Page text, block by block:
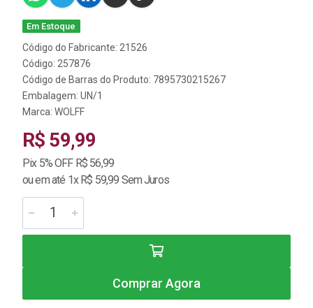
Em Estoque
Código do Fabricante: 21526
Código: 257876
Código de Barras do Produto: 7895730215267
Embalagem: UN/1
Marca: WOLFF
R$ 59,99
Pix 5% OFF R$ 56,99
ou em até 1x R$ 59,99 Sem Juros
Comprar Agora